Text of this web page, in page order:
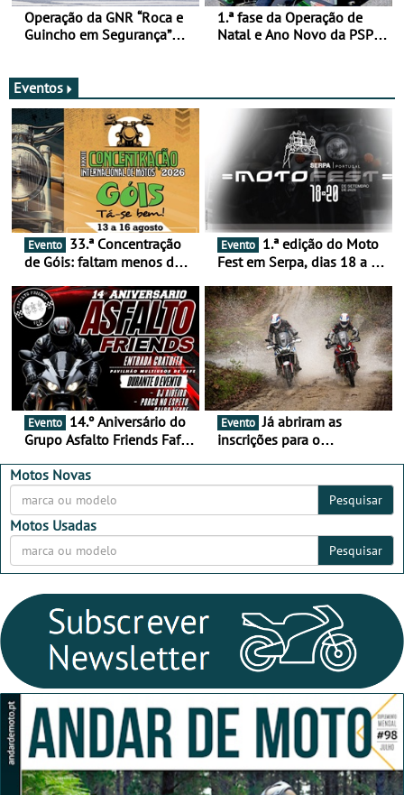
Operação da GNR “Roca e
Guincho em Segurança”
1.ª fase da Operação de
Natal e Ano Novo da PSP e
Eventos
Evento
de Góis: faltam menos de
16 de agosto
Evento
Fest em Serpa, dias 18 a 20
duas rodas invade o Baixo
Alentejo
Evento
Grupo Asfalto Friends Fafe,
2026
Evento Já abriram as
inscrições para o
Motos Novas
Pesquisar
Motos Usadas
Pesquisar